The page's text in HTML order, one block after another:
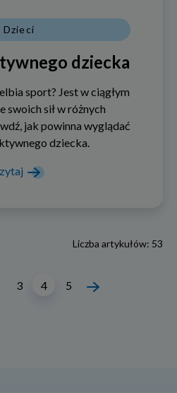
Dzieci
dziecka
sport? Jest w ciągłym
swoich sił w różnych
jak powinna wyglądać
dziecka.
Liczba artykułów: 53
3 4 5